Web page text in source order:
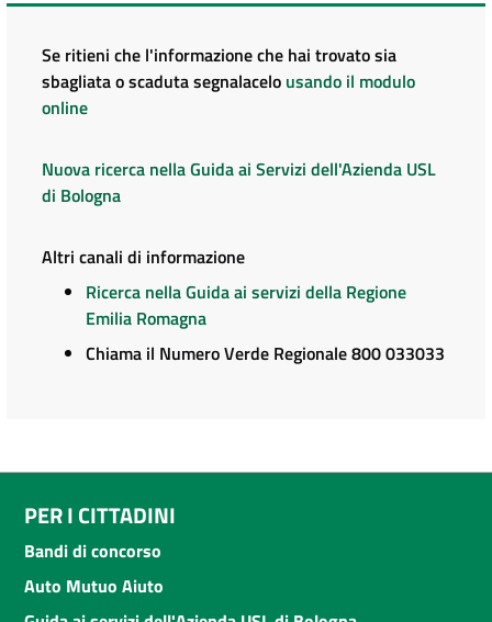
Se ritieni che l'informazione che hai trovato sia
sbagliata o scaduta segnalacelo usando il modulo
online
Nuova ricerca nella Guida ai Servizi dell'Azienda USL
di Bologna
Altri canali di informazione
Ricerca nella Guida ai servizi della Regione
Emilia Romagna
Chiama il Numero Verde Regionale 800 033033
PER I CITTADINI
Bandi di concorso
Auto Mutuo Aiuto